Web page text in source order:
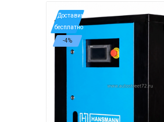
*Доставим
бесплатно
-4%